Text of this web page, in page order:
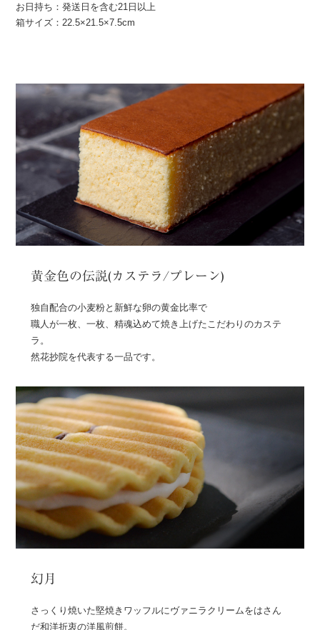
お日持ち：発送日を含む21日以上
箱サイズ：22.5×21.5×7.5cm
黄金色の伝説(カステラ/プレーン)
独自配合の小麦粉と新鮮な卵の黄金比率で
職人が一枚、一枚、精魂込めて焼き上げたこだわりのカステ
ラ。
然花抄院を代表する一品です。
幻月
さっくり焼いた堅焼きワッフルにヴァニラクリームをはさん
だ和洋折衷の洋風煎餅。